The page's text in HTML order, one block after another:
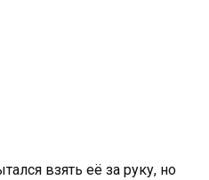
взять её за руку, но